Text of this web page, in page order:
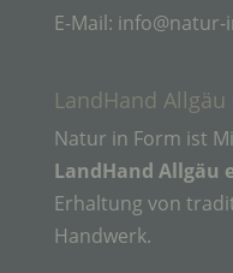
E-Mail:
LandHand Allgäu
Natur in Form ist
LandHand Allgäu
Erhaltung von
Handwerk.
identifiziert werden
b) betroffene
Betroffene Person
identifizierbare
personenbezogene
Verarbeitung